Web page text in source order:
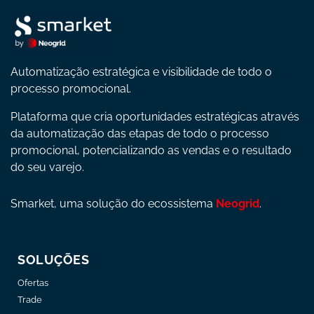
Automatização estratégica e visibilidade de todo o
processo promocional.
Plataforma que cria oportunidades estratégicas através
da automatização das etapas de todo o processo
promocional, potencializando as vendas e o resultado
do seu varejo.
Smarket, uma solução do ecossistema Neogrid.
SOLUÇÕES
Ofertas
Trade